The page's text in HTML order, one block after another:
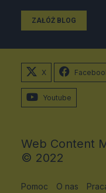
ZAŁÓŻ BLOG
X
Youtube
Web Content
© 2022
Pomoc O nas